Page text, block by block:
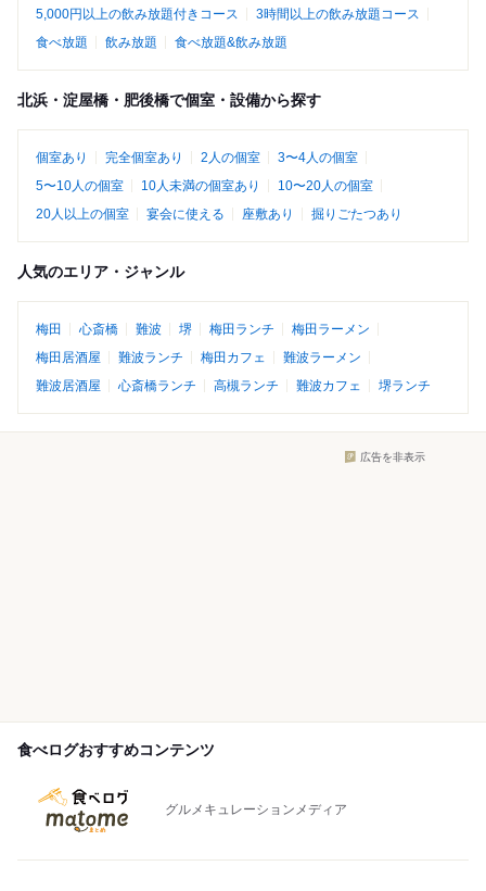
5,000円以上の飲み放題付きコース
3時間以上の飲み放題コース
食べ放題
飲み放題 食べ放題&飲み放題
北浜・淀屋橋・肥後橋で個室・設備から探す
個室あり 完全個室あり 2人の個室
3〜4人の個室
5〜10人の個室
10人未満の個室あり
10〜20人の個室
20人以上の個室
宴会に使える 座敷あり 掘りごたつあり
人気のエリア・ジャンル
梅田 心斎橋 難波 堺 梅田ランチ
梅田ラーメン
梅田居酒屋
難波ランチ 梅田カフェ
難波ラーメン
難波居酒屋
心斎橋ランチ 高槻ランチ 難波カフェ 堺ランチ
広告を非表示
食べログおすすめコンテンツ
グルメキュレーションメディア